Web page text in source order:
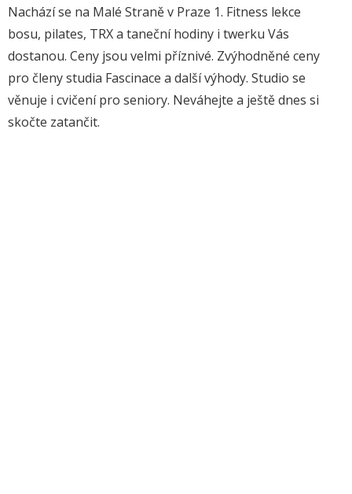
Nachází se na Malé Straně v Praze 1. Fitness lekce
bosu, pilates, TRX a taneční hodiny i twerku Vás
dostanou. Ceny jsou velmi příznivé. Zvýhodněné ceny
pro členy studia Fascinace a další výhody. Studio se
věnuje i cvičení pro seniory. Neváhejte a ještě dnes si
skočte zatančit.